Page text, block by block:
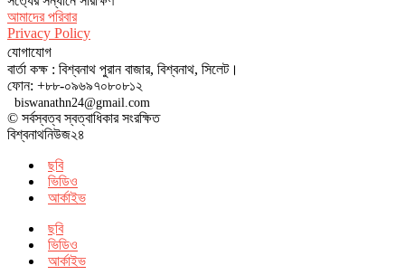
আমাদের পরিবার
Privacy Policy
যোগাযোগ
বার্তা কক্ষ : বিশ্বনাথ পুরান বাজার, বিশ্বনাথ, সিলেট।
ফোন: +৮৮-০৯৬৯৭০৮০৮১২
biswanathn24@gmail.com
© সর্বস্বত্ব স্বত্বাধিকার সংরক্ষিত
বিশ্বনাথনিউজ২৪
ছবি
ভিডিও
আর্কাইভ
ছবি
ভিডিও
আর্কাইভ